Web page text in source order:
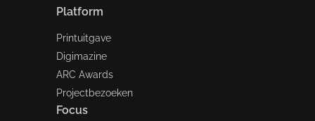
Platform
Printuitgave
Digimazine
ARC Awards
Projectbezoeken
Focus